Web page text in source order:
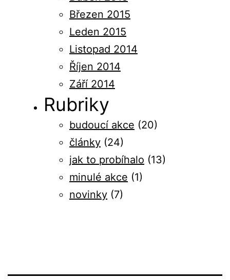
Březen 2015
Leden 2015
Listopad 2014
Říjen 2014
Září 2014
Rubriky
budoucí akce (20)
články (24)
jak to probíhalo (13)
minulé akce (1)
novinky (7)